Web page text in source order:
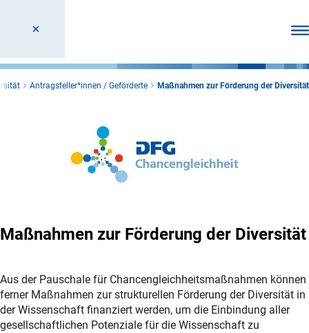
Antragsteller*innen / Geförderte Maßnahmen zur Förderung der Diversität
Maßnahmen zur Förderung der Diversität
Aus der Pauschale für Chancengleichheitsmaßnahmen können
ferner Maßnahmen zur strukturellen Förderung der Diversität in
der Wissenschaft finanziert werden, um die Einbindung aller
gesellschaftlichen Potenziale für die Wissenschaft zu